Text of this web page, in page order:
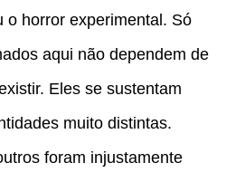
o horror experimental. Só
aqui não dependem de
Eles se sustentam
muito distintas.
foram injustamente